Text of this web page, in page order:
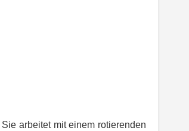
arbeitet mit einem rotierenden